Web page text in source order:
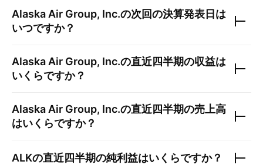
Alaska Air Group, Inc.の次回の決算発表日は
いつですか？
Alaska Air Group, Inc.の直近四半期の収益は
いくらですか？
Alaska Air Group, Inc.の直近四半期の売上高
はいくらですか？
ALKの直近四半期の純利益はいくらですか？